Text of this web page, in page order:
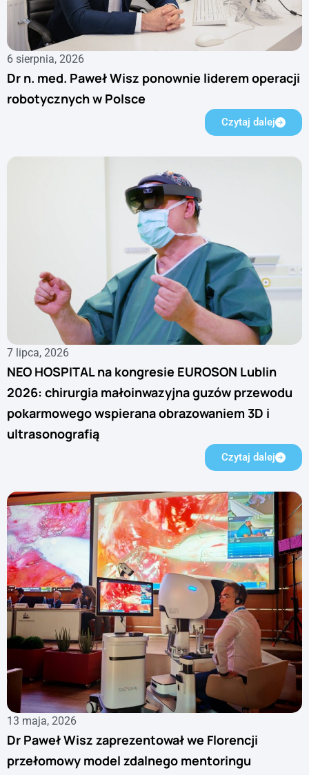
6 sierpnia, 2026
Dr n. med. Paweł Wisz ponownie liderem operacji
robotycznych w Polsce
Czytaj dalej
7 lipca, 2026
NEO HOSPITAL na kongresie EUROSON Lublin
2026: chirurgia małoinwazyjna guzów przewodu
pokarmowego wspierana obrazowaniem 3D i
ultrasonografią
Czytaj dalej
13 maja, 2026
Dr Paweł Wisz zaprezentował we Florencji
przełomowy model zdalnego mentoringu